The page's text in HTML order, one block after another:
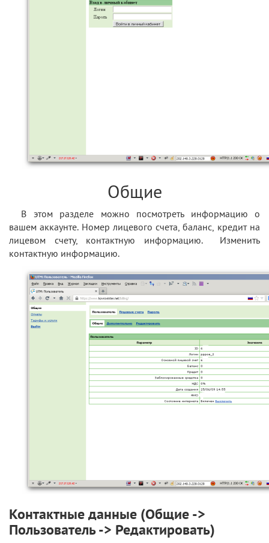
Общие
В этом разделе можно посмотреть информацию о
вашем аккаунте. Номер лицевого счета, баланс, кредит на
лицевом счету, контактную информацию. Изменить
контактную информацию.
Контактные данные (Общие ->
Пользователь -> Редактировать)